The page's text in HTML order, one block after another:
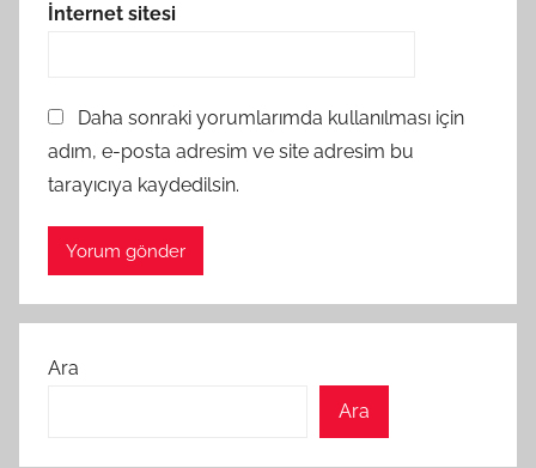
İnternet sitesi
Daha sonraki yorumlarımda kullanılması için
adım, e-posta adresim ve site adresim bu
tarayıcıya kaydedilsin.
Ara
Ara